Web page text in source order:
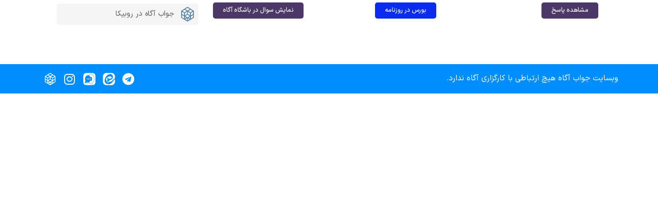
مشاهده پاسخ بورس در روزنامه نمایش سوال در باشگاه آگاه جواب آگاه در روبیکا
وبسایت جواب آگاه هیچ ارتباطی با کارگزاری آگاه ندارد.